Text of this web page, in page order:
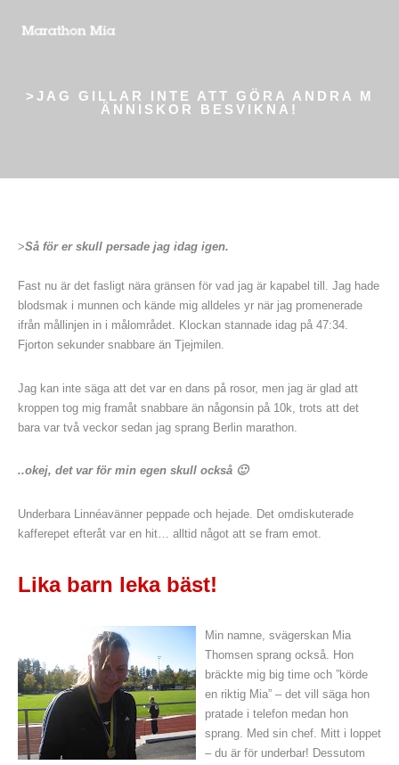
>JAG GILLAR INTE ATT GÖRA ANDRA M
ÄNNISKOR BESVIKNA!
>Så för er skull persade jag idag igen.
Fast nu är det fasligt nära gränsen för vad jag är kapabel till. Jag hade
blodsmak i munnen och kände mig alldeles yr när jag promenerade
ifrån mållinjen in i målområdet. Klockan stannade idag på 47:34.
Fjorton sekunder snabbare än Tjejmilen.
Jag kan inte säga att det var en dans på rosor, men jag är glad att
kroppen tog mig framåt snabbare än någonsin på 10k, trots att det
bara var två veckor sedan jag sprang Berlin marathon.
..okej, det var för min egen skull också 🙂
Underbara Linnéavänner peppade och hejade. Det omdiskuterade
kafferepet efteråt var en hit… alltid något att se fram emot.
Lika barn leka bäst!
Min namne, svägerskan Mia
Thomsen sprang också. Hon
bräckte mig big time och ”körde
en riktig Mia” – det vill säga hon
pratade i telefon medan hon
sprang. Med sin chef. Mitt i loppet
– du är för underbar! Dessutom